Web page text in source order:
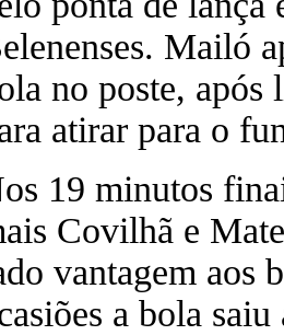
Mailó
no poste,
atirar para o
19 minutos
Covilhã e
vantagem aos
a bola